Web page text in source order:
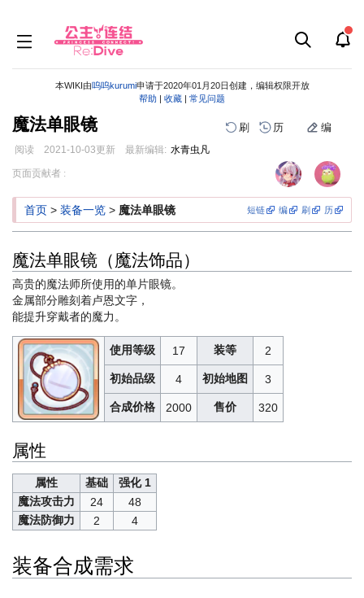
本WIKI由呜呜kurumi申请于2020年01月20日创建，编辑权限开放
帮助 | 收藏 | 常见问题
魔法单眼镜 刷 历 编
阅读 2021-10-03更新 最新编辑: 水青虫凡
跳
导
跳
搜
页面贡献者 :
短链 编 刷 历
首页 > 装备一览 > 魔法单眼镜
魔法单眼镜（魔法饰品）
高贵的魔法师所使用的单片眼镜。
金属部分雕刻着卢恩文字，
能提升穿戴者的魔力。
使用等级 17 装等 2
初始品级 4 初始地图 3
合成价格 2000 售价 320
属性
属性 基础
强化 1
魔法攻击力
24
48
魔法防御力
2 4
装备合成需求